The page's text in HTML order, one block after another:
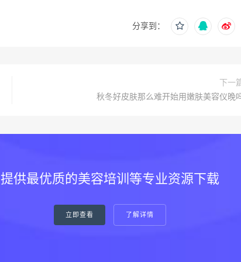
分享到：
下一
秋冬好皮肤那么难开始用嫩肤美容仪晚
提供最优质的美容培训等专业资源下载
立即查看 了解详情